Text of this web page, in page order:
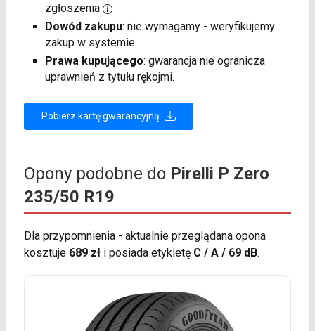
zgłoszenia
Dowód zakupu: nie wymagamy - weryfikujemy
zakup w systemie.
Prawa kupującego: gwarancja nie ogranicza
uprawnień z tytułu rękojmi.
Pobierz kartę gwarancyjną
Opony podobne do Pirelli P Zero
235/50 R19
Dla przypomnienia - aktualnie przeglądana opona
kosztuje 689 złi posiada etykietę C / A / 69 dB.